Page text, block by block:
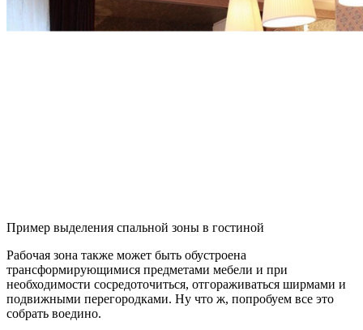
Пример выделения спальной зоны в гостиной
Рабочая зона также может быть обустроена
трансформирующимися предметами мебели и при
необходимости сосредоточиться, отгораживаться ширмами и
подвижными перегородками. Ну что ж, попробуем все это
собрать воедино.